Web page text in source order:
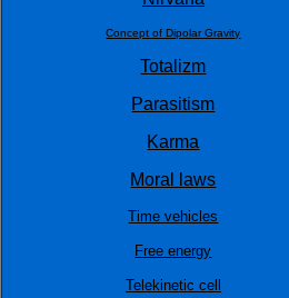
Concept of Dipolar Gravity
Totalizm
Parasitism
Karma
Moral laws
Time vehicles
Free energy
Telekinetic cell